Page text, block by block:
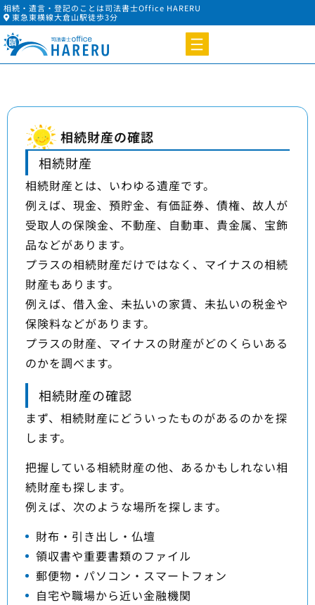
相続・遺言・登記のことは司法書士Office HARERU
東急東横線大倉山駅徒歩3分
相続財産の確認
相続財産
相続財産とは、いわゆる遺産です。
例えば、現金、預貯金、有価証券、債権、故人が
受取人の保険金、不動産、自動車、貴金属、宝飾
品などがあります。
プラスの相続財産だけではなく、マイナスの相続
財産もあります。
例えば、借入金、未払いの家賃、未払いの税金や
保険料などがあります。
プラスの財産、マイナスの財産がどのくらいある
のかを調べます。
相続財産の確認
まず、相続財産にどういったものがあるのかを探
します。
把握している相続財産の他、あるかもしれない相
続財産も探します。
例えば、次のような場所を探します。
財布・引き出し・仏壇
領収書や重要書類のファイル
郵便物・パソコン・スマートフォン
自宅や職場から近い金融機関